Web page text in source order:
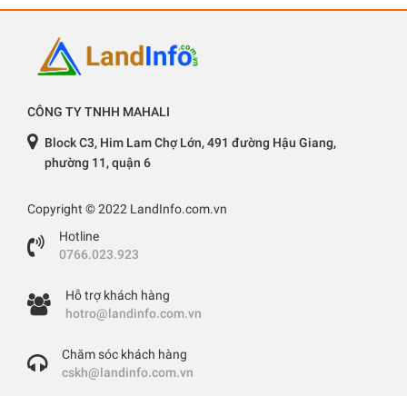
CÔNG TY TNHH MAHALI
Block C3, Him Lam Chợ Lớn, 491 đường Hậu Giang,
phường 11, quận 6
Copyright © 2022 LandInfo.com.vn
Hotline
0766.023.923
Hỗ trợ khách hàng
hotro@landinfo.com.vn
Chăm sóc khách hàng
cskh@landinfo.com.vn